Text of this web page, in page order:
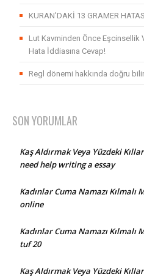
KURAN’DAKİ 13 GRAMER
Lut Kavminden Önce Eşcinsellik
Hata İddiasına Cevap!
Regl dönemi hakkında doğru
SON YORUMLAR
Kaş Aldırmak Veya Yüzdeki
need help writing a essay
Kadınlar Cuma Namazı Kılmalı
online
Kadınlar Cuma Namazı Kılmalı
tuf 20
Kaş Aldırmak Veya Yüzdeki